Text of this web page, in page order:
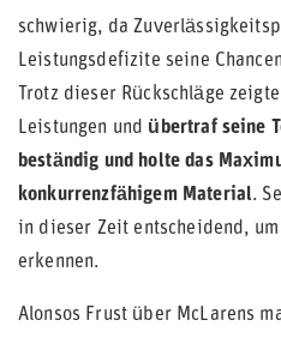
schwierig, da
Leistungsdefizite seine
Trotz dieser Rückschläge
Leistungen und übertraf seine
beständig und holte das
konkurrenzfähigem Material.
in dieser Zeit entscheidend,
erkennen.
Alonsos Frust über McLarens